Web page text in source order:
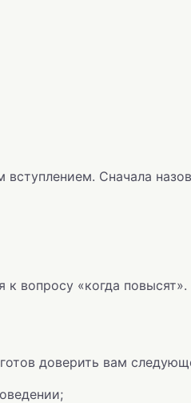
Сначала
к вопросу «когда повысят».
доверить вам